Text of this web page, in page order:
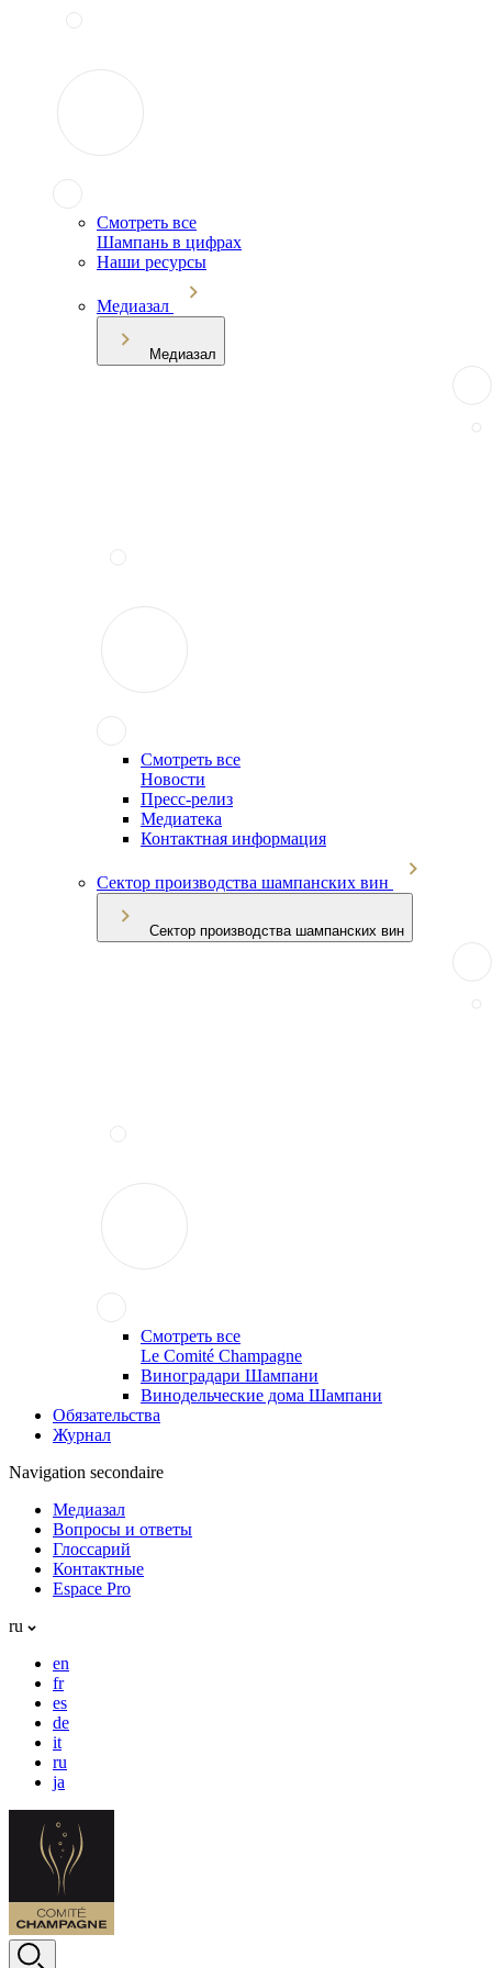
Смотреть все
Шампань в цифрах
Наши ресурсы
Медиазал
Медиазал
Смотреть все
Новости
Пресс-релиз
Медиатека
Контактная информация
Сектор производства шампанских вин
Сектор производства шампанских вин
Смотреть все
Le Comité Champagne
Виноградари Шампани
Винодельческие дома Шампани
Обязательства
Журнал
Navigation secondaire
Медиазал
Вопросы и ответы
Глоссарий
Контактные
Espace Pro
ru
en
fr
es
de
it
ru
ja